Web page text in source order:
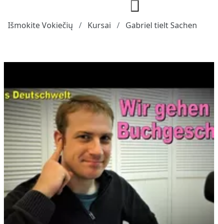
Išmokite Vokiečių Kursai Gabriel tielt Sachen